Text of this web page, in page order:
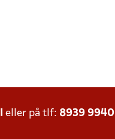
eller på tlf: 8939 9940